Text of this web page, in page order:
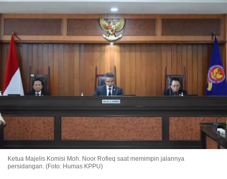
Ketua Majelis Komisi Moh. Noor Rofieq saat memimpin jalannya
persidangan. (Foto: Humas KPPU)